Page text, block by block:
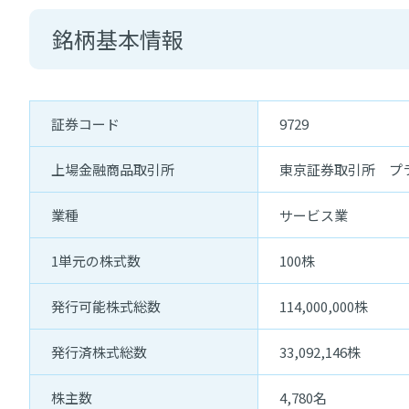
銘柄基本情報
証券コード 9729
上場金融商品取引所 東京証券取引所 プ
業種 サービス業
1単元の株式数 100株
発行可能株式総数 114,000,000株
発行済株式総数 33,092,146株
株主数 4,780名